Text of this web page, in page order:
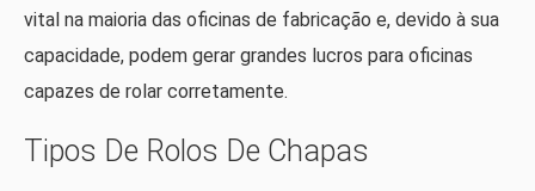
vital na maioria das oficinas de fabricação e, devido à sua
capacidade, podem gerar grandes lucros para oficinas
capazes de rolar corretamente.
Tipos De Rolos De Chapas